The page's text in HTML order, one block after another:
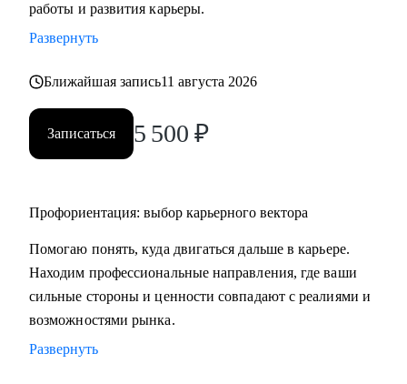
работы и развития карьеры.
Развернуть
Ближайшая запись11 августа 2026
Записаться 5 500 ₽
Профориентация: выбор карьерного вектора
Помогаю понять, куда двигаться дальше в карьере.
Находим профессиональные направления, где ваши
сильные стороны и ценности совпадают с реалиями и
возможностями рынка.
Развернуть